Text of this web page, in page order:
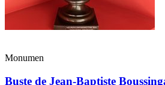
Monumen
Buste de Jean-Baptiste